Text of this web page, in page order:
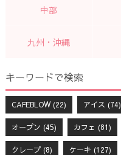
中部
九州・沖縄
キーワードで検索
CAFEBLOW(22) アイス (74)
オープン (45) カフェ (81)
クレープ(8) ケーキ (127)